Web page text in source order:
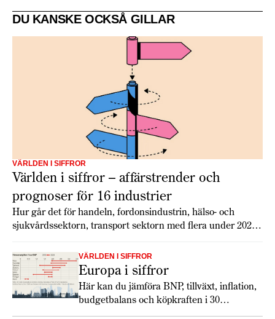
DU KANSKE OCKSÅ GILLAR
VÄRLDEN I SIFFROR
Världen i siffror – affärstrender och
prognoser för 16 industrier
Hur går det för handeln, fordonsindustrin, hälso- och
sjukvårdssektorn, transport sektorn med flera under 2026?
16 branscher som ger en inblick i tillväxt, utmaningar och
möjligheter.
VÄRLDEN I SIFFROR
Europa i siffror
Här kan du jämföra BNP, tillväxt, inflation,
budgetbalans och köpkraften i 30